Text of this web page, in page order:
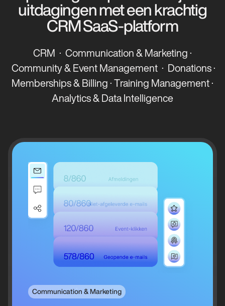
uitdagingen met een krachtig
CRM SaaS-platform
CRM · Communication & Marketing ·
Community & Event Management · Donations ·
Memberships & Billing · Training Management ·
Analytics & Data Intelligence
Communication & Marketing